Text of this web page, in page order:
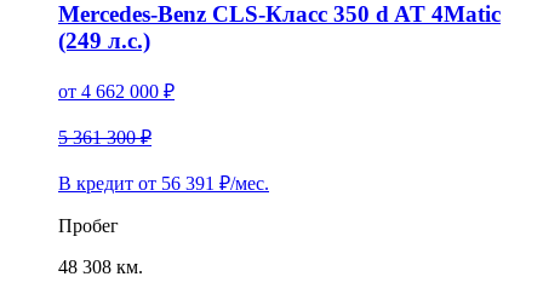
Mercedes-Benz CLS-Класс 350 d AT 4Matic
(249 л.с.)
от 4 662 000 ₽
5 361 300 ₽
В кредит от 56 391 ₽/мес.
Пробег
48 308 км.